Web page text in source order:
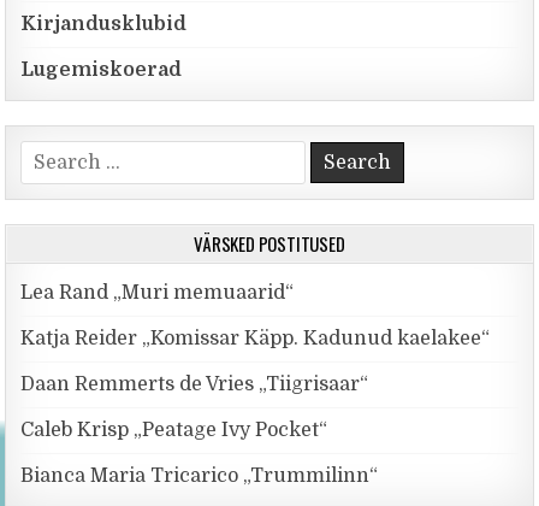
Kirjandusklubid
Lugemiskoerad
Search for:
VÄRSKED POSTITUSED
Lea Rand „Muri memuaarid“
Katja Reider „Komissar Käpp. Kadunud kaelakee“
Daan Remmerts de Vries „Tiigrisaar“
Caleb Krisp „Peatage Ivy Pocket“
Bianca Maria Tricarico „Trummilinn“